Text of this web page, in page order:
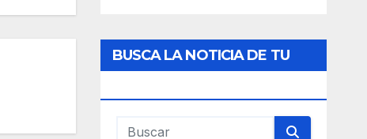
BUSCA LA NOTICIA DE TU